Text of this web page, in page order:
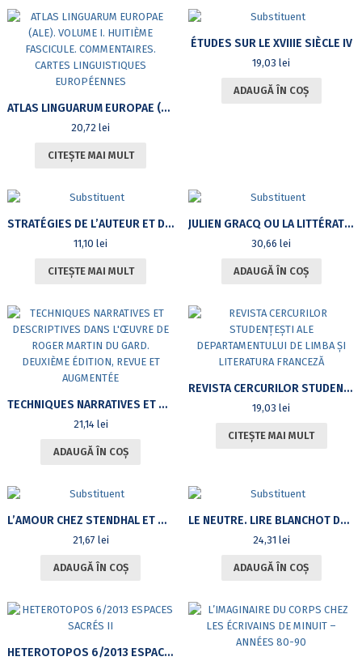
ATLAS LINGUARUM EUROPAE (ALE). VOLUME I. HUITIÈME FASCICULE. COMMENTAIRES. CARTES LINGUISTIQUES EUROPÉENNES
20,72lei
CITEȘTE MAI MULT
ÉTUDES SUR LE XVIIIE SIÈCLE IV
19,03lei
ADAUGĂ ÎN COȘ
STRATÉGIES DE L’AUTEUR ET DU NARRATEUR DANS LA NOUVELLE ET LE ROMAN : ÉTUDES NARRATOLOGIQUES SUR LE XIXE SIÈCLE FRANÇAIS (HONORÉ DE BALZAC, VICTOR HUGO, GEORGE SAND, GUY DE MAUPASSANT)
11,10lei
CITEȘTE MAI MULT
JULIEN GRACQ OU LA LITTÉRATURE À REBOURS DE LA LITTÉRATURE
30,66lei
ADAUGĂ ÎN COȘ
TECHNIQUES NARRATIVES ET DESCRIPTIVES DANS L’ŒUVRE DE ROGER MARTIN DU GARD. DEUXIÈME ÉDITION, REVUE ET AUGMENTÉE
21,14 lei
ADAUGĂ ÎN COȘ
REVISTA CERCURILOR STUDENȚEȘTI ALE DEPARTAMENTULUI DE LIMBA ȘI LITERATURA FRANCEZĂ
19,03lei
CITEȘTE MAI MULT
L’AMOUR CHEZ STENDHAL ET MADAME DE LA FAYETTE. ESSAI PSYCHANALYTIQUE
21,67 lei
ADAUGĂ ÎN COȘ
LE NEUTRE. LIRE BLANCHOT DANS LES TRACES DE LEVINAS ET DERRIDA
24,31 lei
ADAUGĂ ÎN COȘ
HETEROTOPOS 6/2013 ESPACES SACRÉS II